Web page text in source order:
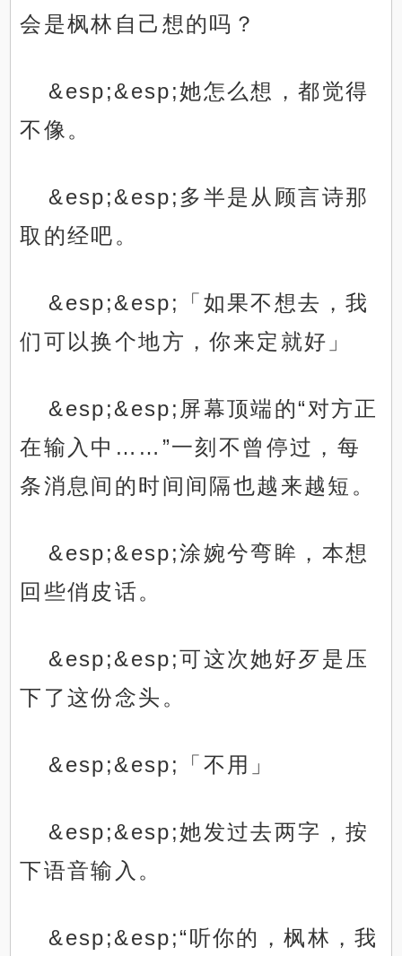
会是枫林自己想的吗？
&esp;&esp;她怎么想，都觉得
不像。
&esp;&esp;多半是从顾言诗那
取的经吧。
&esp;&esp;「如果不想去，我
们可以换个地方，你来定就好」
&esp;&esp;屏幕顶端的“对方正
在输入中……”一刻不曾停过，每
条消息间的时间间隔也越来越短。
&esp;&esp;涂婉兮弯眸，本想
回些俏皮话。
&esp;&esp;可这次她好歹是压
下了这份念头。
&esp;&esp;「不用」
&esp;&esp;她发过去两字，按
下语音输入。
&esp;&esp;“听你的，枫林，我